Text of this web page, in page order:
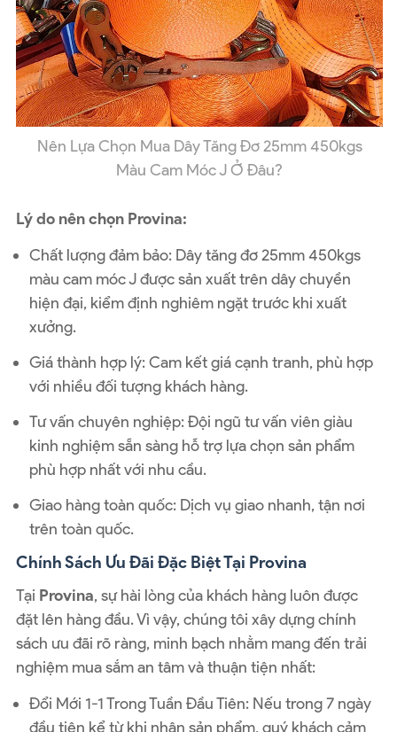
Nên Lựa Chọn Mua Dây Tăng Đơ 25mm 450kgs
Màu Cam Móc J Ở Đâu?
Lý do nên chọn Provina:
Chất lượng đảm bảo: Dây tăng đơ 25mm 450kgs
màu cam móc J được sản xuất trên dây chuyền
hiện đại, kiểm định nghiêm ngặt trước khi xuất
xưởng.
Giá thành hợp lý: Cam kết giá cạnh tranh, phù hợp
với nhiều đối tượng khách hàng.
Tư vấn chuyên nghiệp: Đội ngũ tư vấn viên giàu
kinh nghiệm sẵn sàng hỗ trợ lựa chọn sản phẩm
phù hợp nhất với nhu cầu.
Giao hàng toàn quốc: Dịch vụ giao nhanh, tận nơi
trên toàn quốc.
Chính Sách Ưu Đãi Đặc Biệt Tại Provina
Tại Provina, sự hài lòng của khách hàng luôn được
đặt lên hàng đầu. Vì vậy, chúng tôi xây dựng chính
sách ưu đãi rõ ràng, minh bạch nhằm mang đến trải
nghiệm mua sắm an tâm và thuận tiện nhất:
Đổi Mới 1-1 Trong Tuần Đầu Tiên: Nếu trong 7 ngày
đầu tiên kể từ khi nhận sản phẩm, quý khách cảm